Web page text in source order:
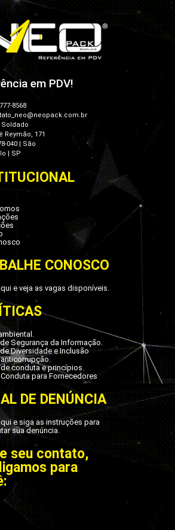
em PDV!
8568
Soldado
Reymão, 171
040 | São
| SP
CONOSCO
e veja as vagas disponíveis.
Segurança da Informação.
Diversidade e Inclusão
conduta e princípios.
para Fornecedores
DE DENÚNCIA
e siga as instruções para
sua denúncia.
seu contato,
para